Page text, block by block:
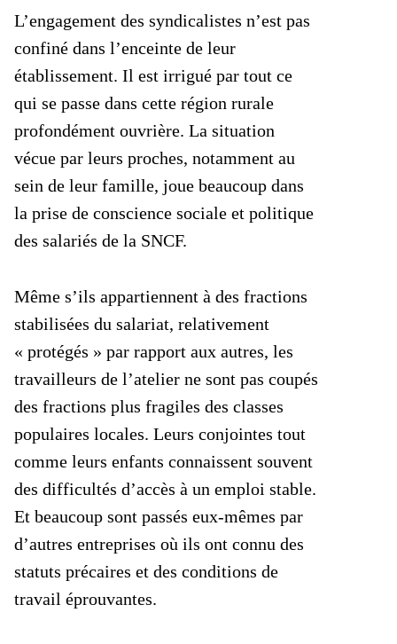
L’engagement des syndicalistes n’est pas
confiné dans l’enceinte de leur
établissement. Il est irrigué par tout ce
qui se passe dans cette région rurale
profondément ouvrière. La situation
vécue par leurs proches, notamment au
sein de leur famille, joue beaucoup dans
la prise de conscience sociale et politique
des salariés de la SNCF.
Même s’ils appartiennent à des fractions
stabilisées du salariat, relativement
« protégés » par rapport aux autres, les
travailleurs de l’atelier ne sont pas coupés
des fractions plus fragiles des classes
populaires locales. Leurs conjointes tout
comme leurs enfants connaissent souvent
des difficultés d’accès à un emploi stable.
Et beaucoup sont passés eux-mêmes par
d’autres entreprises où ils ont connu des
statuts précaires et des conditions de
travail éprouvantes.